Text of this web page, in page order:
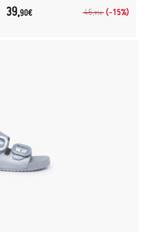
46,95€ (-15%)
39,90€